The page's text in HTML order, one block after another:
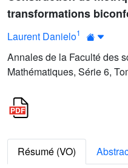
transformations
Laurent Danielo1
Annales de la Faculté des
Mathématiques, Série 6,
Résumé (VO)